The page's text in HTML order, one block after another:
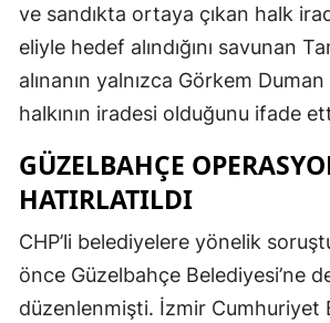
ve sandıkta ortaya çıkan halk
eliyle hedef alındığını savunan
alınanın yalnızca Görkem
halkının iradesi olduğunu ifade
GÜZELBAHÇE
HATIRLATILDI
CHP’li belediyelere yönelik
önce Güzelbahçe Belediyesi’ne
düzenlenmişti. İzmir Cumhuriyet